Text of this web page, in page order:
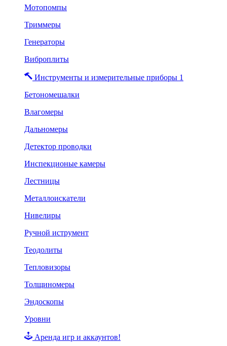
Мотопомпы
Триммеры
Генераторы
Виброплиты
Инструменты и измерительные приборы 1
Бетономешалки
Влагомеры
Дальномеры
Детектор проводки
Инспекционые камеры
Лестницы
Металлоискатели
Нивелиры
Ручной иструмент
Теодолиты
Тепловизоры
Толщиномеры
Эндоскопы
Уровни
Аренда игр и аккаунтов!